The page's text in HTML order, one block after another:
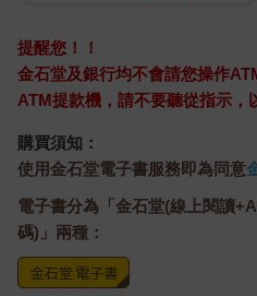
提醒您！！
金石堂及銀行均不會請您操作
ATM提款機，請不要聽從指示，
購買須知：
使用金石堂電子書服務即為同意
電子書分為「金石堂(線上閱讀
碼)」兩種：